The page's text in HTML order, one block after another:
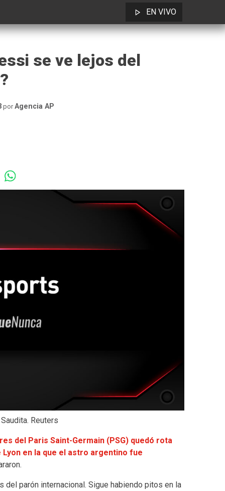
EN VIVO
se ve lejos del
porAgencia AP
Reuters
del Paris Saint-Germain (PSG) quedó rota
en la que el astro argentino fue
parón internacional. Sigue habiendo pitos en la